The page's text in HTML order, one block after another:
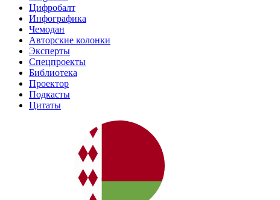
Цифробалт
Инфографика
Чемодан
Авторские колонки
Эксперты
Спецпроекты
Библиотека
Проектор
Подкасты
Цитаты